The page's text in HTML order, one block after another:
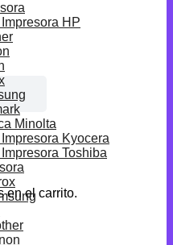
en el carrito.
HP
Minolta
Kyocera
Toshiba